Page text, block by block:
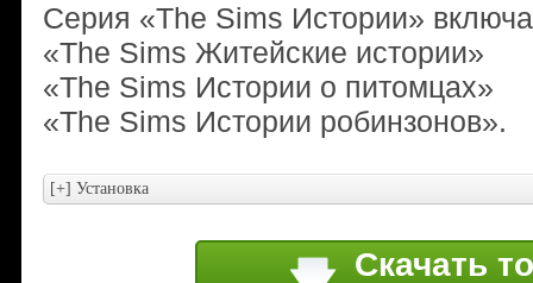
Серия «The Sims Истории»
«The Sims Житейские истории»
«The Sims Истории о питомцах»
«The Sims Истории робинзонов».
Скачать